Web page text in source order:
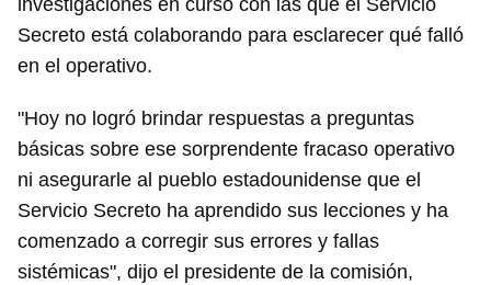
investigaciones en curso con las que el Servicio
Secreto está colaborando para esclarecer qué falló
en el operativo.
"Hoy no logró brindar respuestas a preguntas
básicas sobre ese sorprendente fracaso operativo
ni asegurarle al pueblo estadounidense que el
Servicio Secreto ha aprendido sus lecciones y ha
comenzado a corregir sus errores y fallas
sistémicas", dijo el presidente de la comisión,